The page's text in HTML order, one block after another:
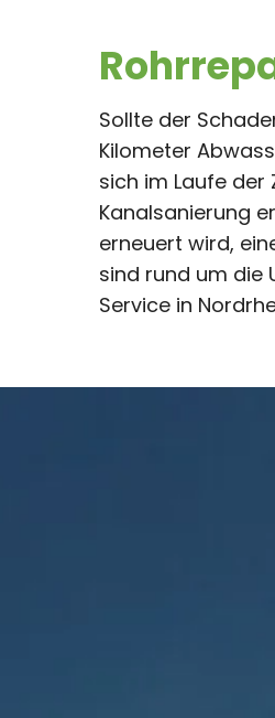
Sollte der
Kilometer
sich im Laufe der
Kanalsanierung
erneuert wird,
sind rund um die
Service in